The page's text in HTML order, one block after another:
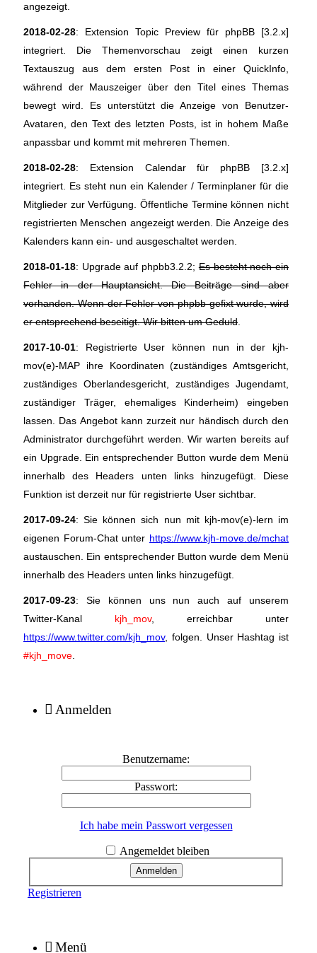
angezeigt.
2018-02-28: Extension Topic Preview für phpBB [3.2.x]
integriert. Die Themenvorschau zeigt einen kurzen
Textauszug aus dem ersten Post in einer QuickInfo,
während der Mauszeiger über den Titel eines Themas
bewegt wird. Es unterstützt die Anzeige von Benutzer-
Avataren, den Text des letzten Posts, ist in hohem Maße
anpassbar und kommt mit mehreren Themen.
2018-02-28: Extension Calendar für phpBB [3.2.x]
integriert. Es steht nun ein Kalender / Terminplaner für die
Mitglieder zur Verfügung. Öffentliche Termine können nicht
registrierten Menschen angezeigt werden. Die Anzeige des
Kalenders kann ein- und ausgeschaltet werden.
2018-01-18: Upgrade auf phpbb3.2.2;Es besteht noch ein
Fehler in der Hauptansicht. Die Beiträge sind aber
vorhanden. Wenn der Fehler von phpbb gefixt wurde, wird
er entsprechend beseitigt. Wir bitten um Geduld.
2017-10-01: Registrierte User können nun in der kjh-
mov(e)-MAP ihre Koordinaten (zuständiges Amtsgericht,
zuständiges Oberlandesgericht, zuständiges Jugendamt,
zuständiger Träger, ehemaliges Kinderheim) eingeben
lassen. Das Angebot kann zurzeit nur händisch durch den
Administrator durchgeführt werden. Wir warten bereits auf
ein Upgrade. Ein entsprechender Button wurde dem Menü
innerhalb des Headers unten links hinzugefügt. Diese
Funktion ist derzeit nur für registrierte User sichtbar.
2017-09-24: Sie können sich nun mit kjh-mov(e)-lern im
eigenen Forum-Chat unter https://www.kjh-move.de/mchat
austauschen. Ein entsprechender Button wurde dem Menü
innerhalb des Headers unten links hinzugefügt.
2017-09-23: Sie können uns nun auch auf unserem
Twitter-Kanal kjh_mov, erreichbar unter
https://www.twitter.com/kjh_mov, folgen. Unser Hashtag ist
#kjh_move.
Anmelden
Benutzername:
Passwort:
Ich habe mein Passwort vergessen
Angemeldet bleiben
Registrieren
Menü